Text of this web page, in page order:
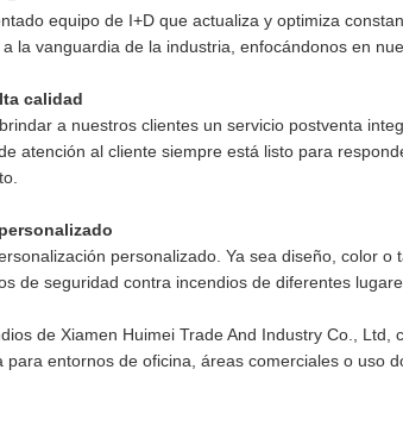
equipo de I+D que actualiza y optimiza
la vanguardia de la industria, enfocándonos en
calidad
a nuestros clientes un servicio postventa
atención al cliente siempre está listo para
personalizado. Ya sea diseño, color
de seguridad contra incendios de diferentes
de Xiamen Huimei Trade And Industry Co.,
para entornos de oficina, áreas comerciales o uso